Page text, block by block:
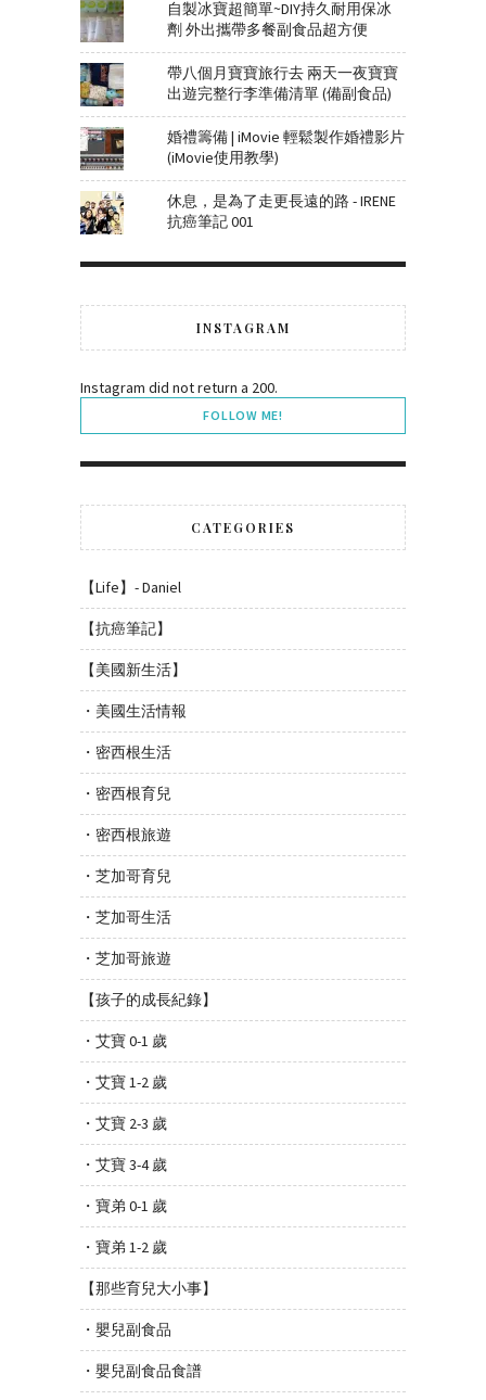
自製冰寶超簡單~DIY持久耐用保冰
劑 外出攜帶多餐副食品超方便
帶八個月寶寶旅行去 兩天一夜寶寶
出遊完整行李準備清單 (備副食品)
婚禮籌備 | iMovie 輕鬆製作婚禮影片
(iMovie使用教學)
休息，是為了走更長遠的路 - IRENE
抗癌筆記 001
INSTAGRAM
Instagram did not return a 200.
FOLLOW ME!
CATEGORIES
【Life】- Daniel
【抗癌筆記】
【美國新生活】
・美國生活情報
・密西根生活
・密西根育兒
・密西根旅遊
・芝加哥育兒
・芝加哥生活
・芝加哥旅遊
【孩子的成長紀錄】
・艾寶 0-1 歲
・艾寶 1-2 歲
・艾寶 2-3 歲
・艾寶 3-4 歲
・寶弟 0-1 歲
・寶弟 1-2 歲
【那些育兒大小事】
・嬰兒副食品
・嬰兒副食品食譜